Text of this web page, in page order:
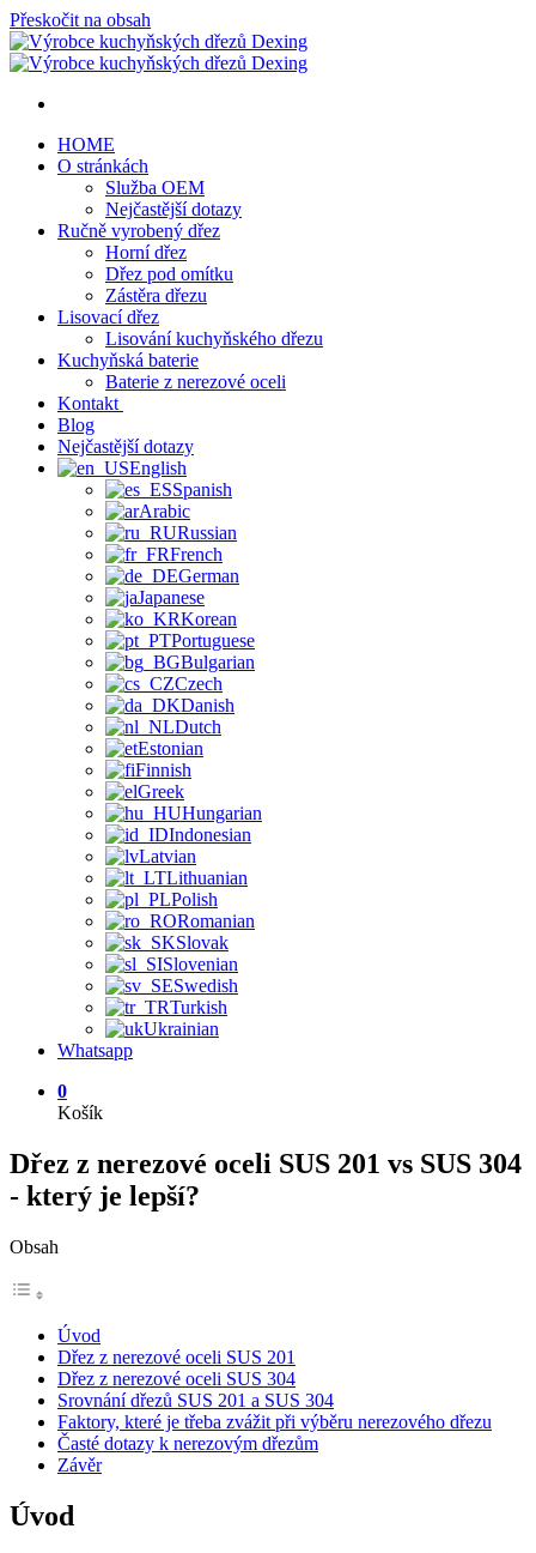
Přeskočit na obsah
HOME
O stránkách
Služba OEM
Nejčastější dotazy
Ručně vyrobený dřez
Horní dřez
Dřez pod omítku
Zástěra dřezu
Lisovací dřez
Lisování kuchyňského dřezu
Kuchyňská baterie
Baterie z nerezové oceli
Kontakt
Blog
Nejčastější dotazy
English
Spanish
Arabic
Russian
French
German
Japanese
Korean
Portuguese
Bulgarian
Czech
Danish
Dutch
Estonian
Finnish
Greek
Hungarian
Indonesian
Latvian
Lithuanian
Polish
Romanian
Slovak
Slovenian
Swedish
Turkish
Ukrainian
Whatsapp
0
Košík
Dřez z nerezové oceli SUS 201 vs SUS 304
- který je lepší?
Obsah
Úvod
Dřez z nerezové oceli SUS 201
Dřez z nerezové oceli SUS 304
Srovnání dřezů SUS 201 a SUS 304
Faktory, které je třeba zvážit při výběru nerezového dřezu
Časté dotazy k nerezovým dřezům
Závěr
Úvod